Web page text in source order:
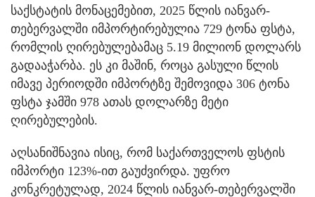
საქსტატის მონაცემებით, 2025 წლის იანვარ-
თებერვალში იმპორტირებულია 729 ტონა ფსტა,
რომლის ღირებულებამაც 5.19 მილიონ დოლარს
გადააჭარბა. ეს კი მაშინ, როცა გასული წლის
იმავე პერიოდში იმპორტზე შემოვიდა 306 ტონა
ფსტა ჯამში 978 ათას დოლარზე მეტი
ღირებულების.
აღსანიშნავია ისიც, რომ საქართველოს ფსტის
იმპორტი 123%-ით გაუძვირდა. უფრო
კონკრეტულად, 2024 წლის იანვარ-თებერვალში